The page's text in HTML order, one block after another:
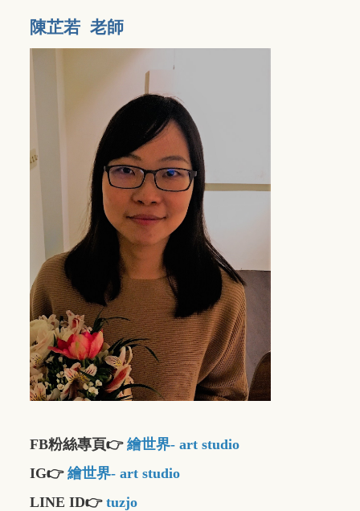
陳芷若 老師
FB粉絲專頁👉 繪世界- art studio
IG👉 繪世界- art studio
LINE ID👉 tuzjo